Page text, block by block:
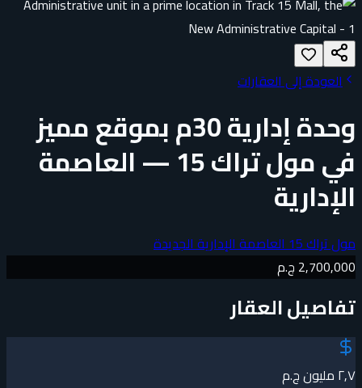
العودة إلى العقارات
وحدة إدارية 30م بموقع مميز
في مول تراك 15 — العاصمة
الإدارية
مول تراك 15 العاصمة الإدارية الجديدة
2,700,000 ج.م
تفاصيل العقار
٢٫٧ مليون ج.م